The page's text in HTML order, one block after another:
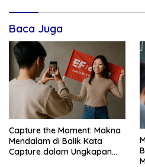
Baca Juga
Capture the Moment: Makna
Mendalam di Balik Kata
Capture dalam Ungkapan